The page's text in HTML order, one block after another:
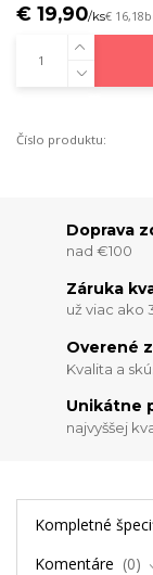
€ 19,90/ks€ 16,18
Číslo produktu:
Doprava
nad €100
Záruka
už viac ako
Overené
Kvalita a
Unikátne
najvyššej
Kompletné
Komentáre
0